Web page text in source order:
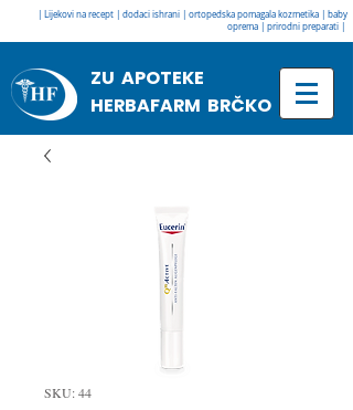
| Lijekovi na recept | dodaci ishrani | ortopedska pomagala kozmetika | baby
oprema | prirodni preparati |
ZU APOTEKE
HERBAFARM BRČKO
SKU: 44